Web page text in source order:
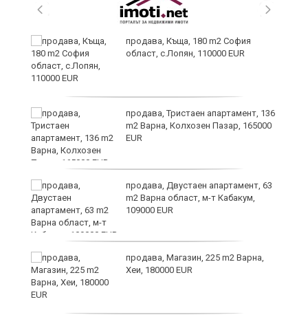
продава, Къща, 180 m2 София
област, с.Лопян, 110000 EUR
продава, Тристаен апартамент, 136
m2 Варна, Колхозен Пазар, 165000
EUR
продава, Двустаен апартамент, 63
m2 Варна област, м-т Кабакум,
109000 EUR
продава, Магазин, 225 m2 Варна,
Хеи, 180000 EUR